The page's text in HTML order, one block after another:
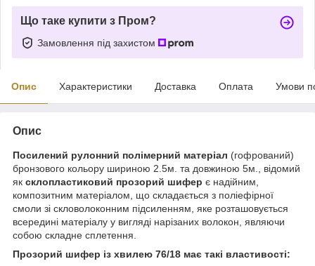
Що таке купити з Пром?
Замовлення під захистом
Опис Характеристики Доставка Оплата Умови
Опис
Посилений рулонний полімерний матеріал (гофрований)
бронзового кольору шириною 2.5м. та довжиною 5м., відомий
як склопластиковий прозорий шифер є надійним,
композитним матеріалом, що складається з поліефірної
смоли зі скловолоконним підсиленням, яке розташовується
всередині матеріалу у вигляді нарізаних волокон, являючи
собою складне сплетення.
Прозорий шифер із хвилею 76/18 має такі властивості: